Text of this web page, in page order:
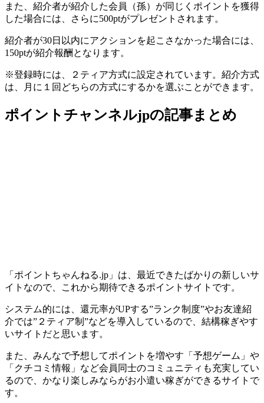
また、紹介者が紹介した会員（孫）が同じくポイントを獲得
した場合には、さらに500ptがプレゼントされます。
紹介者が30日以内にアクションを起こさなかった場合には、
150ptが紹介報酬となります。
※登録時には、２ティア方式に設定されています。紹介方式
は、月に１回どちらの方式にするかを選ぶことができます。
ポイントチャンネルjpの記事まとめ
「ポイントちゃんねる.jp」は、最近できたばかりの新しいサ
イトなので、これから期待できるポイントサイトです。
システム的には、還元率がUPする”ランク制度”やお友達紹
介では”２ティア制”などを導入しているので、結構稼ぎやす
いサイトだと思います。
また、みんなで予想してポイントを増やす「予想ゲーム」や
「クチコミ情報」など会員同士のコミュニティも充実してい
るので、かなり楽しみならがお小遣い稼ぎができるサイトで
す。